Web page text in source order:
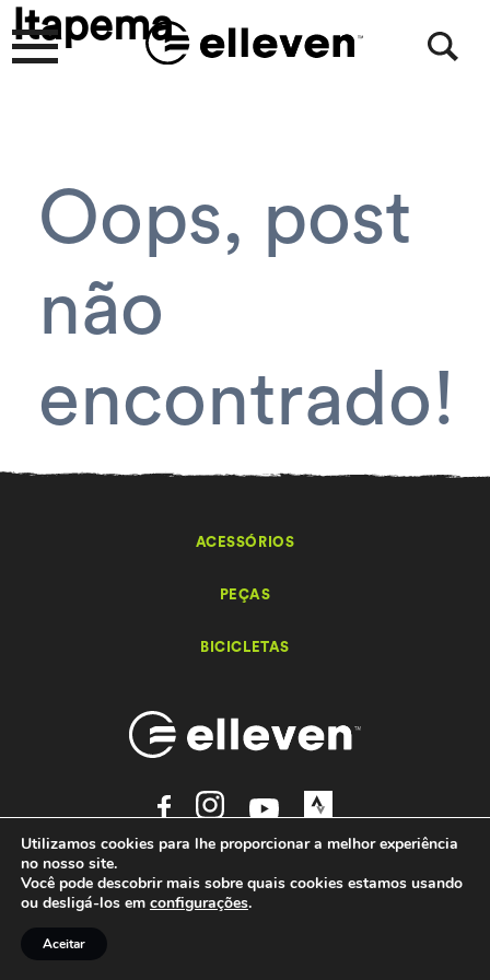
Itapema
Oops, post
não
encontrado!
ACESSÓRIOS
PEÇAS
BICICLETAS
Elleven – Bikes e Acessórios - 2026 Todos os direitos reservados.
Ondaweb
Utilizamos cookies para lhe proporcionar a melhor experiência
no nosso site.
Você pode descobrir mais sobre quais cookies estamos usando
ou desligá-los em configurações.
Aceitar